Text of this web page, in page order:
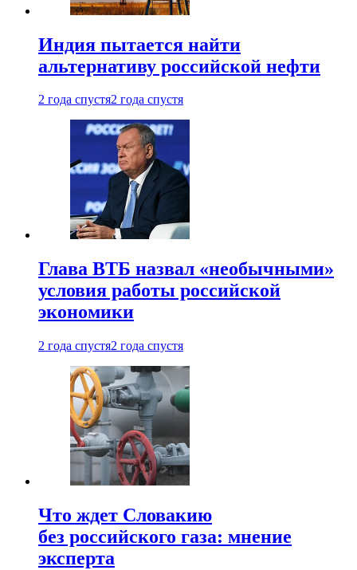
Индия пытается найти
альтернативу российской нефти
2 года спустя2 года спустя
Глава ВТБ назвал «необычными»
условия работы российской
экономики
2 года спустя2 года спустя
Что ждет Словакию
без российского газа: мнение
эксперта